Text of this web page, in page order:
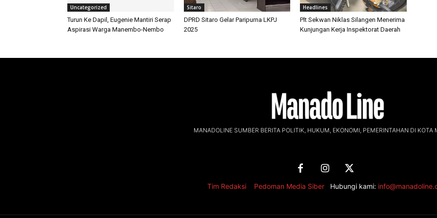
Uncategorized
Turun Ke Dapil, Eugenie Mantiri Serap
Aspirasi Warga Manembo-Nembo
Sitaro
DPRD Sitaro Gelar Paripurna LKPJ
2025
Headlines
Plt Sekwan Niklas Silangen Menerima
Kunjungan Kerja Inspektorat Daerah
MANADOLINE SUMBER BERITA POLITIK, HUKUM, EKONOMI, PEMERINTAHAN DI KOTA
Tim Redaksi Pedoman Media Siber Hubungi kami: